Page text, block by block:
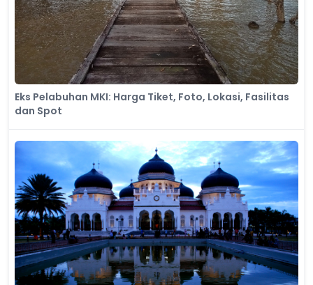
Eks Pelabuhan MKI: Harga Tiket, Foto, Lokasi, Fasilitas
dan Spot